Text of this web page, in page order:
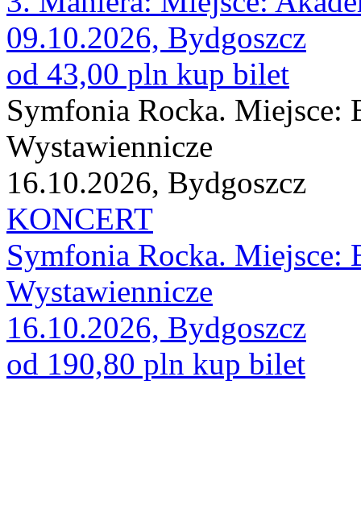
09.10.2026, Bydgoszcz
od 43,00 pln kup bilet
Symfonia Rocka. Miejsce:
Wystawiennicze
16.10.2026, Bydgoszcz
KONCERT
Symfonia Rocka. Miejsce:
Wystawiennicze
16.10.2026, Bydgoszcz
od 190,80 pln kup bilet